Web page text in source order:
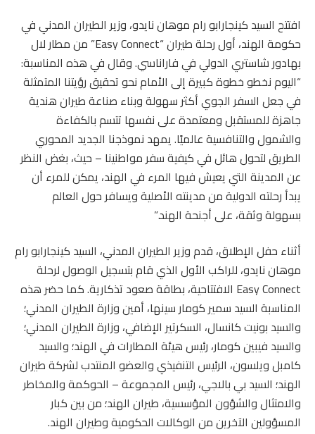
افتتح السيد كينجارابو رام موهان نايدو، وزير الطيران المدني في
حكومة الهند، أول رحلة طيران “Easy Connect” من مطار لال
بهادور شاستري الدولي في فاراناسي. وقال في هذه المناسبة:
“اليوم نخطو خطوة كبيرة إلى الأمام نحو تحقيق رؤيتنا المتمثلة
في جعل السفر الجوي أكثر سهولة وبناء صناعة طيران هندية
جاهزة للمستقبل ومعتمدة على نفسها تتسم بالكفاءة
والشمول والتنافسية عالميًا. يمهد نموذجنا الجديد المحوري
الطريق لتحول هائل في كيفية سفر مواطنينا – حيث، بغض النظر
عن المدينة التي يعيش فيها المرء في الهند، يمكن للمرء أن
يبدأ رحلته الدولية من مدينته الأصلية ويسافر حول العالم
بسهولة وثقة، على أجنحة الهند.”
أثناء حفل الإطلاق، قدم وزير الطيران المدني، السيد كينجارابو رام
موهان نايدو، للراكب الأول الذي قام بتسجيل الوصول لرحلة
Easy Connect الافتتاحية، بطاقة صعود تذكارية. كما حضر هذه
المناسبة السيد سمير كومار سينها، أمين وزارة الطيران المدني؛
والسيد بونيت كانسال، السكرتير الإضافي، وزارة الطيران المدني؛
والسيد فيبين كومار، رئيس هيئة المطارات في الهند؛ والسيد
كامبل ويلسون، الرئيس التنفيذي والعضو المنتدب لشركة طيران
الهند؛ السيد بي بالاجي، رئيس المجموعة – الحوكمة والمخاطر
والامتثال والشؤون المؤسسية، طيران الهند؛ من بين كبار
المسؤولين الآخرين من الوكالات الحكومية وطيران الهند.